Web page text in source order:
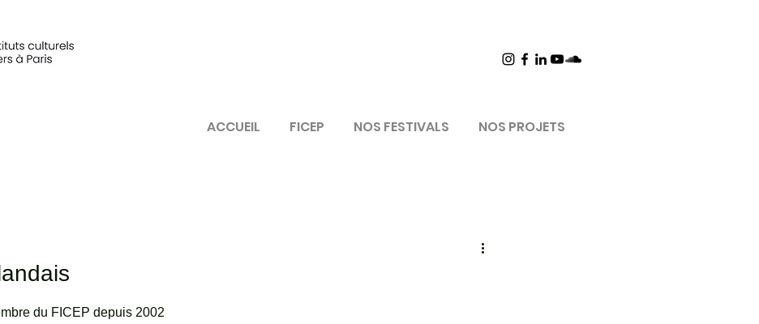
ACCUEIL FICEP NOS FESTIVALS NOS PROJETS
1991, membre du FICEP depuis 2002